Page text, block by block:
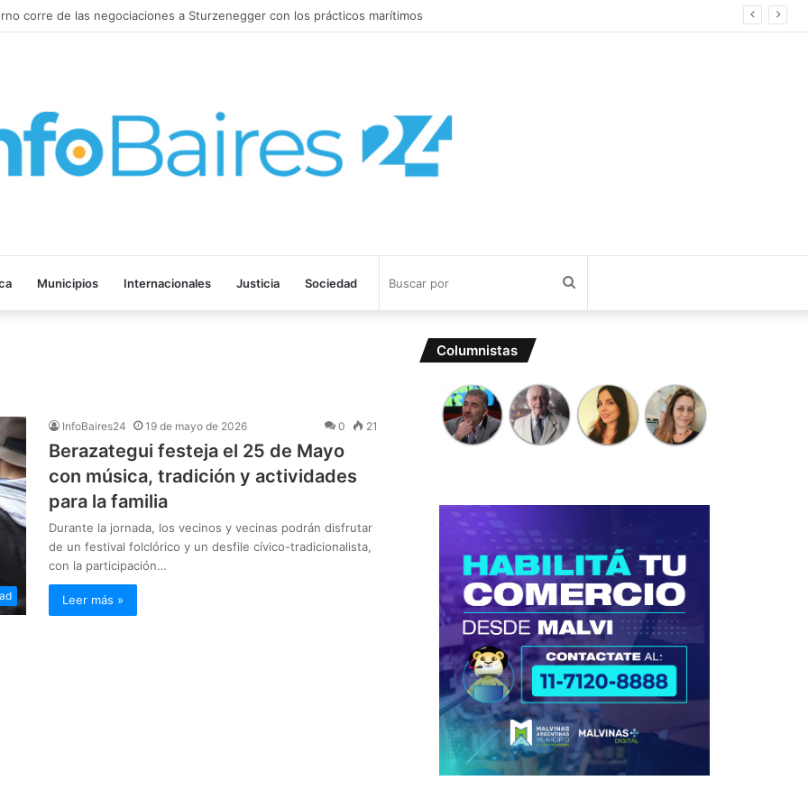
corre de las negociaciones a Sturzenegger con los prácticos marítimos
Municipios Internacionales Justicia Sociedad
InfoBaires24 19 de mayo de 2026 0 21
Berazategui festeja el 25 de Mayo
con música, tradición y actividades
para la familia
Durante la jornada, los vecinos y vecinas podrán disfrutar
de un festival folclórico y un desfile cívico-tradicionalista,
con la participación…
Leer más »
Columnistas